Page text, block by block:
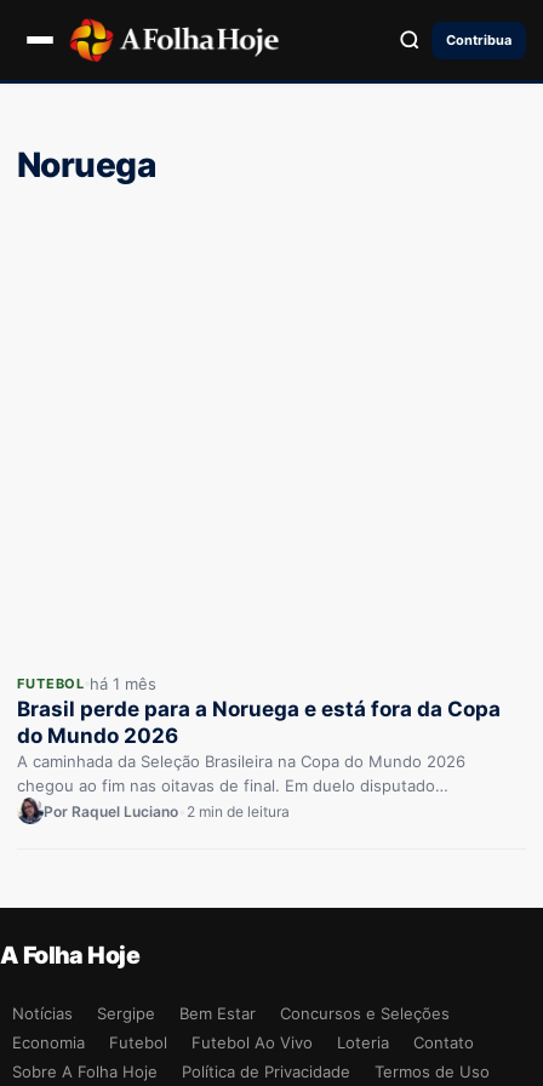
Contribua
Noruega
FUTEBOL há 1 mês
Brasil perde para a Noruega e está fora da Copa
do Mundo 2026
A caminhada da Seleção Brasileira na Copa do Mundo 2026
chegou ao fim nas oitavas de final. Em duelo disputado…
Por Raquel Luciano 2 min de leitura
A Folha Hoje
Notícias Sergipe Bem Estar
Concursos e Seleções
Economia
Futebol Futebol Ao Vivo Loteria
Contato
Sobre A Folha Hoje
Política de Privacidade Termos de Uso